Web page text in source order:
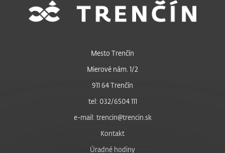
Mesto Trenčín
Mierové nám. 1/2
911 64 Trenčín
tel: 032/6504 111
e-mail: trencin@trencin.sk
Kontakt
Úradné hodiny